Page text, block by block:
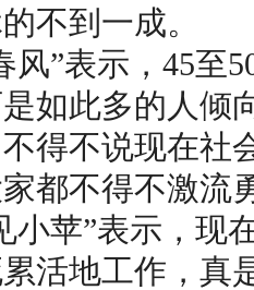
不到一成。
”表示，45至
如此多的人倾
得不说现在社
都不得不激流
苹”表示，现
活地工作，真